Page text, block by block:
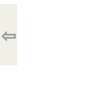
⇦